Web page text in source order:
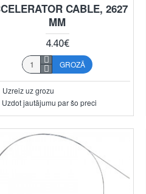
CABLE, 2627
MM
4.40€
GROZĀ
Uzreiz uz grozu
Uzdot jautājumu par šo preci